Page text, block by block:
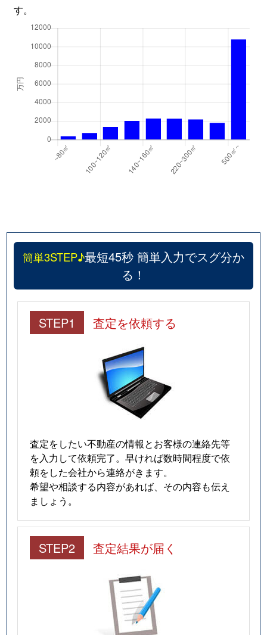
す。
簡単3STEP♪最短45秒 簡単入力でスグ分か
る！
STEP1 査定を依頼する
査定をしたい不動産の情報とお客様の連絡先等
を入力して依頼完了。早ければ数時間程度で依
頼をした会社から連絡がきます。
希望や相談する内容があれば、その内容も伝え
ましょう。
STEP2 査定結果が届く